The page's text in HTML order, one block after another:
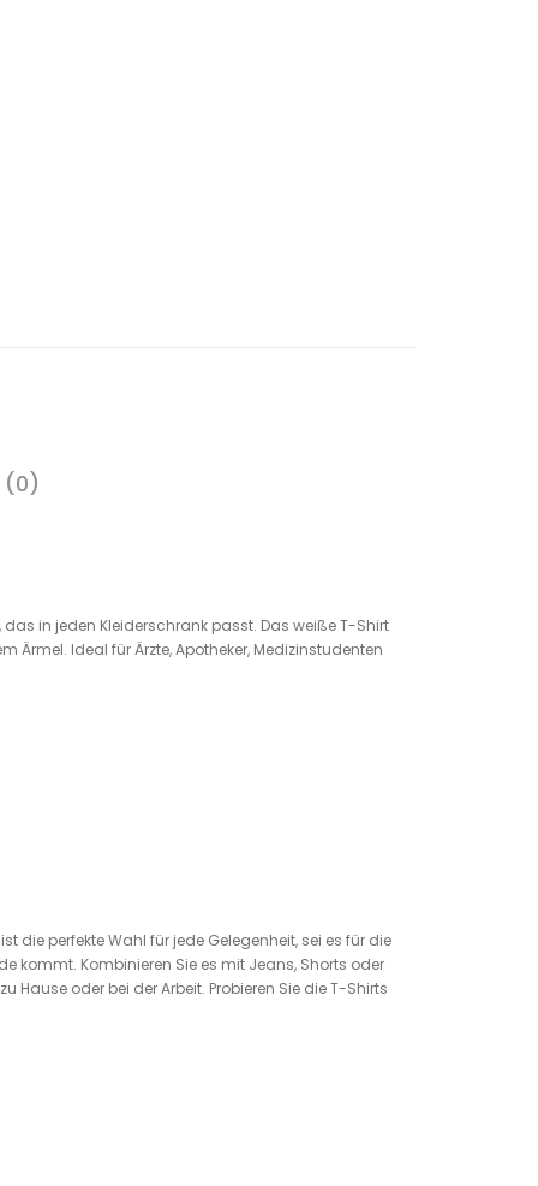
(0)
in jeden Kleiderschrank passt. Das weiße T-Shirt
Ideal für Ärzte, Apotheker, Medizinstudenten
die perfekte Wahl für jede Gelegenheit, sei es für die
kommt. Kombinieren Sie es mit Jeans, Shorts oder
Hause oder bei der Arbeit. Probieren Sie die T-Shirts